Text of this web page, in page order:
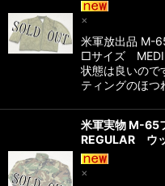
×
米軍放出品 M-
□サイズ
状態は良いので
ティングのほ
米軍実物 M-65
REGULAR ウ
×